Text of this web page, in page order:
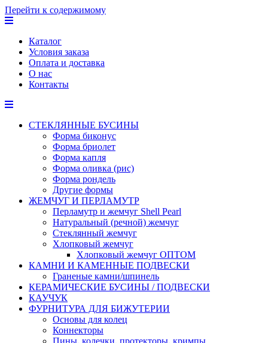
Перейти к содержимому
Каталог
Условия заказа
Оплата и доставка
О нас
Контакты
СТЕКЛЯННЫЕ БУСИНЫ
Форма биконус
Форма бриолет
Форма капля
Форма оливка (рис)
Форма рондель
Другие формы
ЖЕМЧУГ И ПЕРЛАМУТР
Перламутр и жемчуг Shell Pearl
Натуральный (речной) жемчуг
Стеклянный жемчуг
Хлопковый жемчуг
Хлопковый жемчуг ОПТОМ
КАМНИ И КАМЕННЫЕ ПОДВЕСКИ
Граненые камни/шпинель
КЕРАМИЧЕСКИЕ БУСИНЫ / ПОДВЕСКИ
КАУЧУК
ФУРНИТУРА ДЛЯ БИЖУТЕРИИ
Основы для колец
Коннекторы
Пины, колечки, протекторы, кримпы